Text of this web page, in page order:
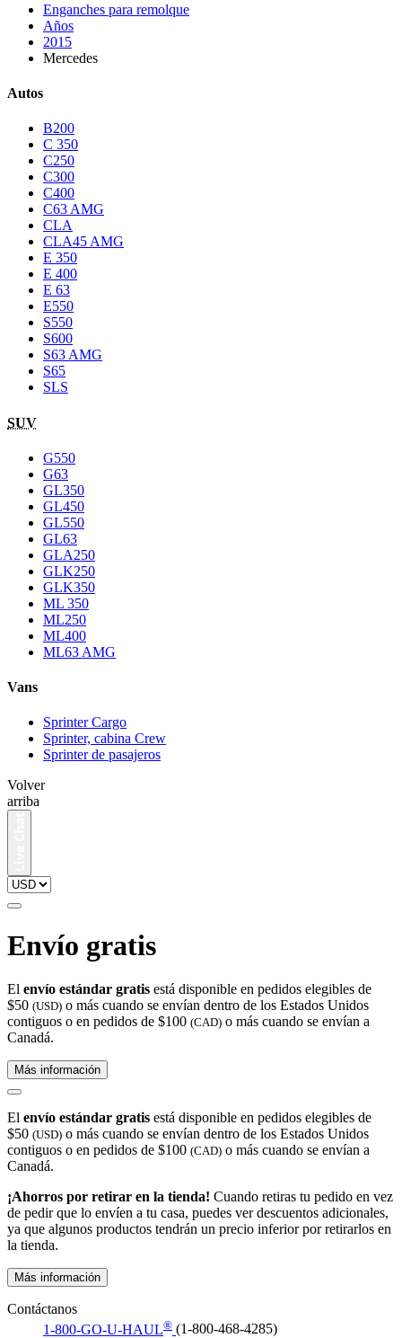
Enganches para remolque
Años
2015
Mercedes
Autos
B200
C 350
C250
C300
C400
C63 AMG
CLA
CLA45 AMG
E 350
E 400
E 63
E550
S550
S600
S63 AMG
S65
SLS
SUV
G550
G63
GL350
GL450
GL550
GL63
GLA250
GLK250
GLK350
ML 350
ML250
ML400
ML63 AMG
Vans
Sprinter Cargo
Sprinter, cabina Crew
Sprinter de pasajeros
Volver
arriba
Envío gratis
El envío estándar gratis está disponible en pedidos elegibles de
$50 (USD) o más cuando se envían dentro de los Estados Unidos
contiguos o en pedidos de $100 (CAD) o más cuando se envían a
Canadá.
Más información
El envío estándar gratis está disponible en pedidos elegibles de
$50 (USD) o más cuando se envían dentro de los Estados Unidos
contiguos o en pedidos de $100 (CAD) o más cuando se envían a
Canadá.
¡Ahorros por retirar en la tienda! Cuando retiras tu pedido en vez
de pedir que lo envíen a tu casa, puedes ver descuentos adicionales,
ya que algunos productos tendrán un precio inferior por retirarlos en
la tienda.
Más información
Contáctanos
1-800-GO-U-HAUL® (1-800-468-4285)